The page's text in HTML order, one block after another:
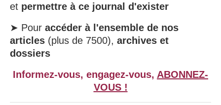
et permettre à ce journal d'exister
➤ Pour accéder à l'ensemble de nos
articles (plus de 7500), archives et
dossiers
Informez-vous, engagez-vous, ABONNEZ-
VOUS !